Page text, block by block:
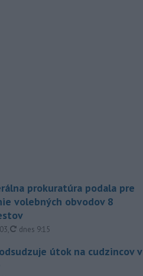
prokuratúra podala pre
volebných obvodov 8
, aktualizované
dnes 9:15
útok na cudzincov v